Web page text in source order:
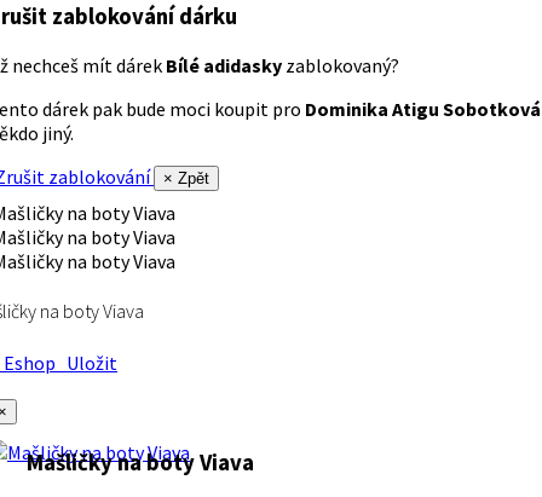
zablokování dárku
nechceš mít dárek Bílé adidasky zablokovaný?
dárek pak bude moci koupit pro Dominika Atigu Sobotková
jiný.
zablokování
× Zpět
na boty Viava
Uložit
Mašličky na boty Viava